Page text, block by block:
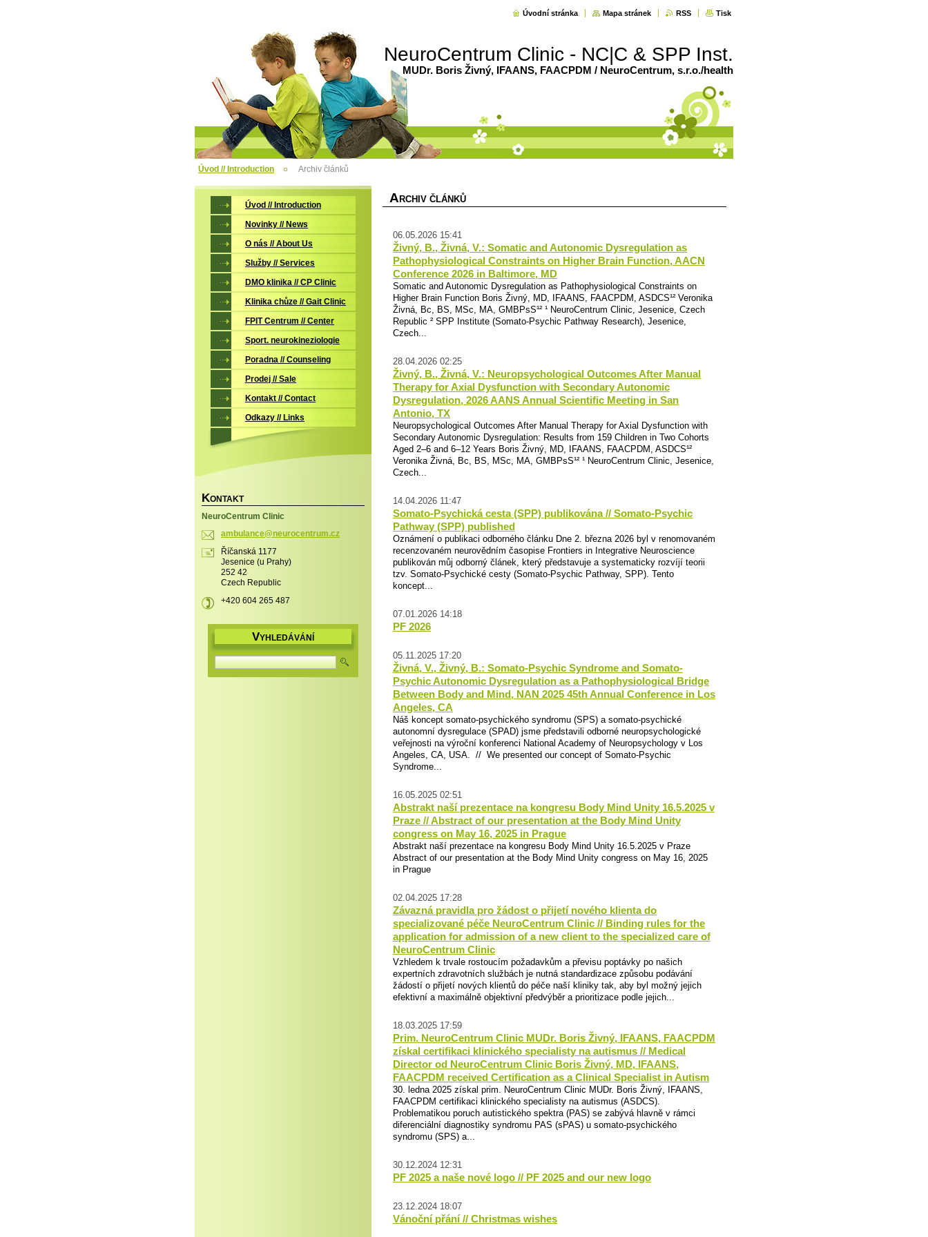
NeuroCentrum Clinic - NC|C & SPP Inst.
Úvodní stránka Mapa stránek RSS Tisk
MUDr. Boris Živný, IFAANS, FAACPDM / NeuroCentrum, s.r.o./health
Úvod // Introduction Archiv článků
A RCHIV ČLÁNKŮ
06.05.2026 15:41
Živný, B., Živná, V.: Somatic and Autonomic Dysregulation as
Pathophysiological Constraints on Higher Brain Function, AACN
Conference 2026 in Baltimore, MD
Somatic and Autonomic Dysregulation as Pathophysiological Constraints on
Higher Brain Function Boris Živný, MD, IFAANS, FAACPDM, ASDCS¹² Veronika
Živná, Bc, BS, MSc, MA, GMBPsS¹² ¹ NeuroCentrum Clinic, Jesenice, Czech
Republic ² SPP Institute (Somato-Psychic Pathway Research), Jesenice,
Czech...
28.04.2026 02:25
Živný, B., Živná, V.: Neuropsychological Outcomes After Manual
Therapy for Axial Dysfunction with Secondary Autonomic
Dysregulation, 2026 AANS Annual Scientific Meeting in San
Antonio, TX
Neuropsychological Outcomes After Manual Therapy for Axial Dysfunction with
Secondary Autonomic Dysregulation: Results from 159 Children in Two Cohorts
Aged 2–6 and 6–12 Years Boris Živný, MD, IFAANS, FAACPDM, ASDCS¹²
Veronika Živná, Bc, BS, MSc, MA, GMBPsS¹² ¹ NeuroCentrum Clinic, Jesenice,
Czech...
14.04.2026 11:47
Somato-Psychická cesta (SPP) publikována // Somato-Psychic
Pathway (SPP) published
Oznámení o publikaci odborného článku Dne 2. března 2026 byl v renomovaném
recenzovaném neurovědním časopise Frontiers in Integrative Neuroscience
publikován můj odborný článek, který představuje a systematicky rozvíjí teorii
tzv. Somato-Psychické cesty (Somato-Psychic Pathway, SPP). Tento
koncept...
07.01.2026 14:18
PF 2026
05.11.2025 17:20
Živná, V., Živný, B.: Somato-Psychic Syndrome and Somato-
Psychic Autonomic Dysregulation as a Pathophysiological Bridge
Between Body and Mind, NAN 2025 45th Annual Conference in Los
Angeles, CA
Náš koncept somato-psychického syndromu (SPS) a somato-psychické
autonomní dysregulace (SPAD) jsme představili odborné neuropsychologické
veřejnosti na výroční konferenci National Academy of Neuropsychology v Los
Angeles, CA, USA. // We presented our concept of Somato-Psychic
Syndrome...
16.05.2025 02:51
Abstrakt naší prezentace na kongresu Body Mind Unity 16.5.2025 v
Praze // Abstract of our presentation at the Body Mind Unity
congress on May 16, 2025 in Prague
Abstrakt naší prezentace na kongresu Body Mind Unity 16.5.2025 v Praze
Abstract of our presentation at the Body Mind Unity congress on May 16, 2025
in Prague
02.04.2025 17:28
Závazná pravidla pro žádost o přijetí nového klienta do
specializované péče NeuroCentrum Clinic // Binding rules for the
application for admission of a new client to the specialized care of
NeuroCentrum Clinic
Vzhledem k trvale rostoucím požadavkům a převisu poptávky po našich
expertních zdravotních službách je nutná standardizace způsobu podávání
žádostí o přijetí nových klientů do péče naší kliniky tak, aby byl možný jejich
efektivní a maximálně objektivní předvýběr a prioritizace podle jejich...
18.03.2025 17:59
Prim. NeuroCentrum Clinic MUDr. Boris Živný, IFAANS, FAACPDM
získal certifikaci klinického specialisty na autismus // Medical
Director od NeuroCentrum Clinic Boris Živný, MD, IFAANS,
FAACPDM received Certification as a Clinical Specialist in Autism
30. ledna 2025 získal prim. NeuroCentrum Clinic MUDr. Boris Živný, IFAANS,
FAACPDM certifikaci klinického specialisty na autismus (ASDCS).
Problematikou poruch autistického spektra (PAS) se zabývá hlavně v rámci
diferenciální diagnostiky syndromu PAS (sPAS) u somato-psychického
syndromu (SPS) a...
30.12.2024 12:31
PF 2025 a naše nové logo // PF 2025 and our new logo
23.12.2024 18:07
Vánoční přání // Christmas wishes
Úvod // Introduction
Novinky // News
O nás // About Us
Služby // Services
DMO klinika // CP Clinic
Klinika chůze // Gait Clinic
FPIT Centrum // Center
Sport. neurokineziologie
Poradna // Counseling
Prodej // Sale
Kontakt // Contact
Odkazy // Links
KONTAKT
NeuroCentrum Clinic
ambulance@neurocentrum.cz
Říčanská 1177
Jesenice (u Prahy)
252 42
Czech Republic
+420 604 265 487
VYHLEDÁVÁNÍ